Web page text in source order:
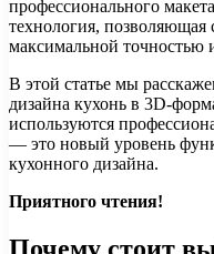
профессионального
технология, позволяющая
максимальной точностью
В этой статье мы
дизайна кухонь в 3D-
используются
— это новый уровень
кухонного дизайна.
Приятного чтения!